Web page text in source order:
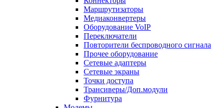
Маршрутизаторы
Медиаконвертеры
Оборудование VoIP
Переключатели
Повторители беспроводного сигнала
Прочее оборудование
Сетевые адаптеры
Сетевые экраны
Точки доступа
Трансиверы/Доп.модули
Фурнитура